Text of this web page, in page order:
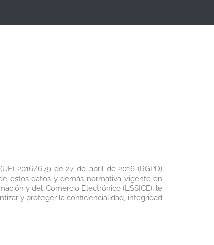
2016/679 de 27 de abril de 2016 (RGPD)
estos datos y demás normativa vigente en
y del Comercio Electrónico (LSSICE), le
y proteger la confidencialidad, integridad